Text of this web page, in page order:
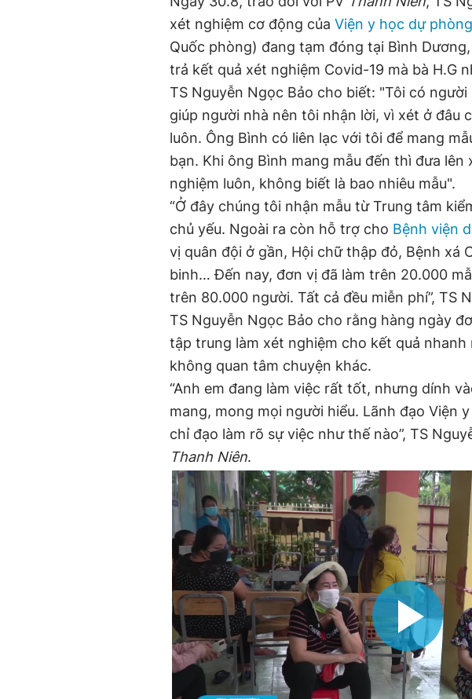
xét nghiệm cơ động của Viện y học dự
Quốc phòng) đang tạm đóng tại Bình
trả kết quả xét nghiệm Covid-19 mà bà H.G
TS Nguyễn Ngọc Bảo cho biết: "Tôi có
giúp người nhà nên tôi nhận lời, vì xét ở đâu
luôn. Ông Bình có liên lạc với tôi để mang
bạn. Khi ông Bình mang mẫu đến thì đưa
nghiệm luôn, không biết là bao nhiêu mẫu".
“Ở đây chúng tôi nhận mẫu từ Trung tâm
chủ yếu. Ngoài ra còn hỗ trợ cho Bệnh viện
vị quân đội ở gần, Hội chữ thập đỏ, Bệnh xá
binh… Đến nay, đơn vị đã làm trên 20.000
trên 80.000 người. Tất cả đều miễn phí”, TS
TS Nguyễn Ngọc Bảo cho rằng hàng ngày
tập trung làm xét nghiệm cho kết quả
không quan tâm chuyện khác.
“Anh em đang làm việc rất tốt, nhưng dính
mang, mong mọi người hiểu. Lãnh đạo Viện
chỉ đạo làm rõ sự việc như thế nào”, TS
Thanh Niên.